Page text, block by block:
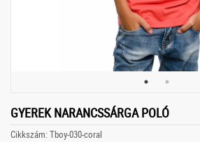
GYEREK NARANCSSÁRGA POLÓ
Cikkszám: Tboy-030-coral